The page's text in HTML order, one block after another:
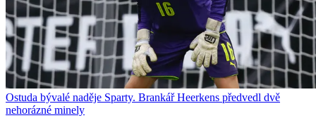
Ostuda bývalé naděje Sparty. Brankář Heerkens předvedl dvě
nehorázné minely